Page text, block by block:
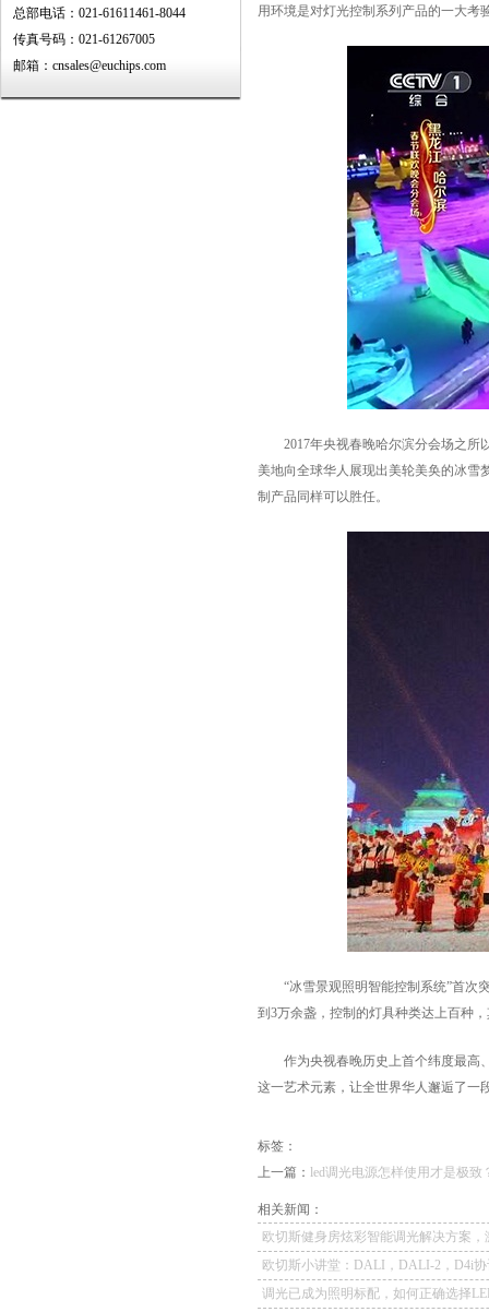
总部电话：021-61611461-8044
传真号码：021-61267005
邮箱：cnsales@euchips.com
用环境是对灯光控制系列产品的一大考
2017年央视春晚哈尔滨分会场之所
美地向全球华人展现出美轮美奂的冰雪
制产品同样可以胜任。
“冰雪景观照明智能控制系统”首次突
到3万余盏，控制的灯具种类达上百种
作为央视春晚历史上首个纬度最高、
这一艺术元素，让全世界华人邂逅了一
标签：
上一篇： led调光电源怎样使用才是极致
相关新闻：
欧切斯健身房炫彩智能调光解决方案，
无限潜能
欧切斯小讲堂：DALI，DALI-2，D4i
应用
调光已成为照明标配，如何正确选择